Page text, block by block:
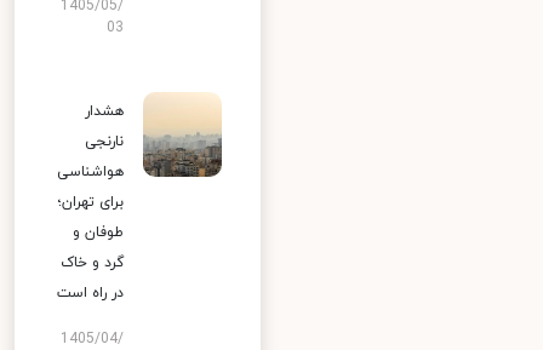
1405/05/
03
هشدار
نارنجی
هواشناسی
برای تهران؛
طوفان و
گرد و خاک
در راه است
1405/04/